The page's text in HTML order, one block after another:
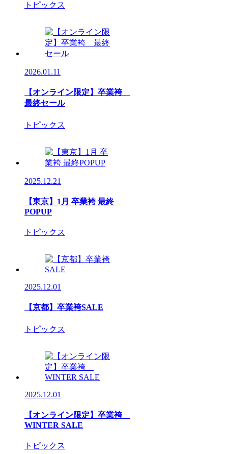
トピックス
2026.01.11
【オンライン限定】卒業袴
最終セール
トピックス
2025.12.21
【東京】1月 卒業袴 最終
POPUP
トピックス
2025.12.01
【京都】卒業袴SALE
トピックス
2025.12.01
【オンライン限定】卒業袴
WINTER SALE
トピックス